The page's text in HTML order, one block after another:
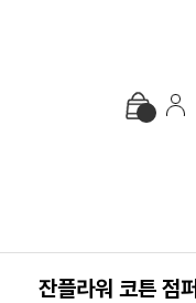
잔플라워 코튼 점퍼